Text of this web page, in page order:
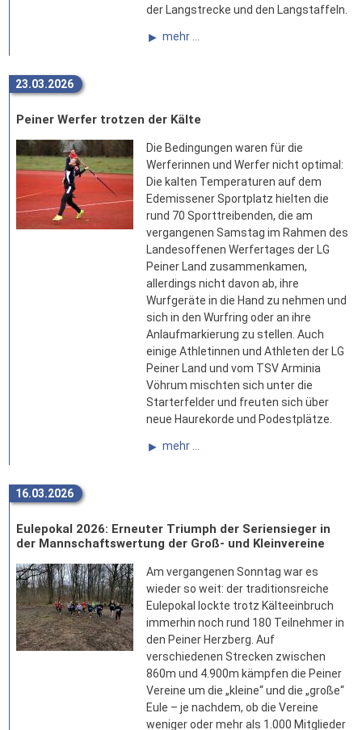
der Langstrecke und den Langstaffeln.
mehr ...
23.03.2026
Peiner Werfer trotzen der Kälte
Die Bedingungen waren für die
Werferinnen und Werfer nicht optimal:
Die kalten Temperaturen auf dem
Edemissener Sportplatz hielten die
rund 70 Sporttreibenden, die am
vergangenen Samstag im Rahmen des
Landesoffenen Werfertages der LG
Peiner Land zusammenkamen,
allerdings nicht davon ab, ihre
Wurfgeräte in die Hand zu nehmen und
sich in den Wurfring oder an ihre
Anlaufmarkierung zu stellen. Auch
einige Athletinnen und Athleten der LG
Peiner Land und vom TSV Arminia
Vöhrum mischten sich unter die
Starterfelder und freuten sich über
neue Haurekorde und Podestplätze.
mehr ...
16.03.2026
Eulepokal 2026: Erneuter Triumph der Seriensieger in
der Mannschaftswertung der Groß- und Kleinvereine
Am vergangenen Sonntag war es
wieder so weit: der traditionsreiche
Eulepokal lockte trotz Kälteeinbruch
immerhin noch rund 180 Teilnehmer in
den Peiner Herzberg. Auf
verschiedenen Strecken zwischen
860m und 4.900m kämpfen die Peiner
Vereine um die „kleine“ und die „große“
Eule – je nachdem, ob die Vereine
weniger oder mehr als 1.000 Mitglieder